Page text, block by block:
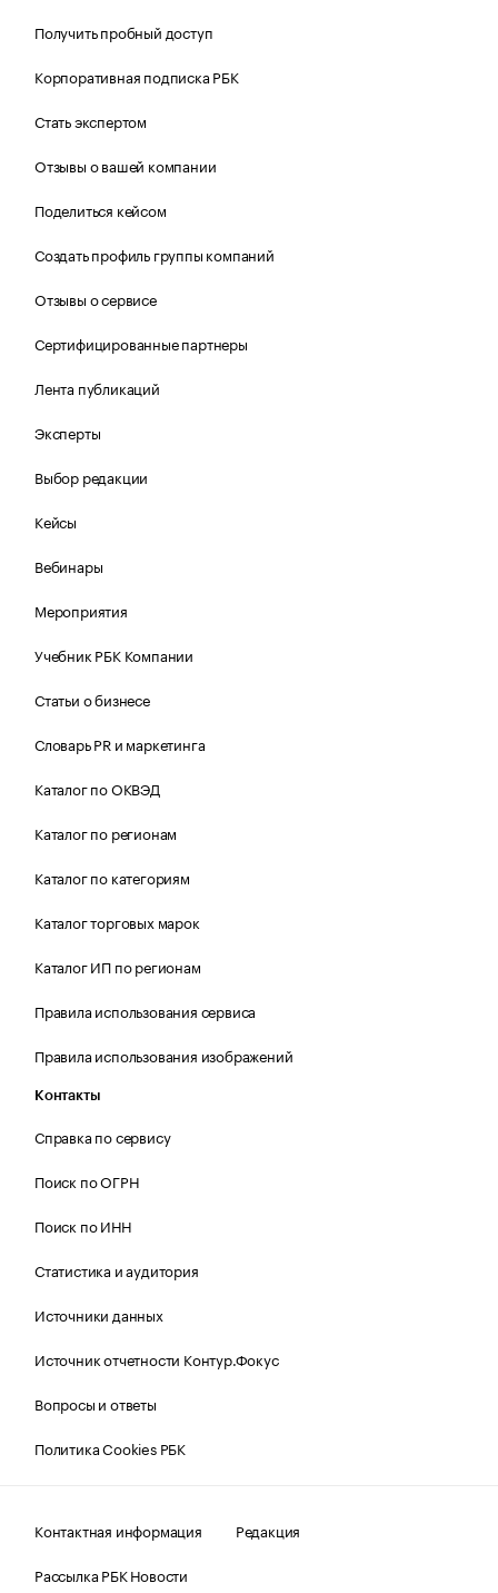
Получить пробный доступ
Корпоративная подписка РБК
Стать экспертом
Отзывы о вашей компании
Поделиться кейсом
Создать профиль группы компаний
Отзывы о сервисе
Сертифицированные партнеры
Лента публикаций
Эксперты
Выбор редакции
Кейсы
Вебинары
Мероприятия
Учебник РБК Компании
Статьи о бизнесе
Словарь PR и маркетинга
Каталог по ОКВЭД
Каталог по регионам
Каталог по категориям
Каталог торговых марок
Каталог ИП по регионам
Правила использования сервиса
Правила использования изображений
Контакты
Справка по сервису
Поиск по ОГРН
Поиск по ИНН
Статистика и аудитория
Источники данных
Источник отчетности Контур.Фокус
Вопросы и ответы
Политика Cookies РБК
Контактная информация
Редакция
Рассылка РБК Новости